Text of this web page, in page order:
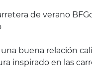
de verano
buena relación
inspirado en las